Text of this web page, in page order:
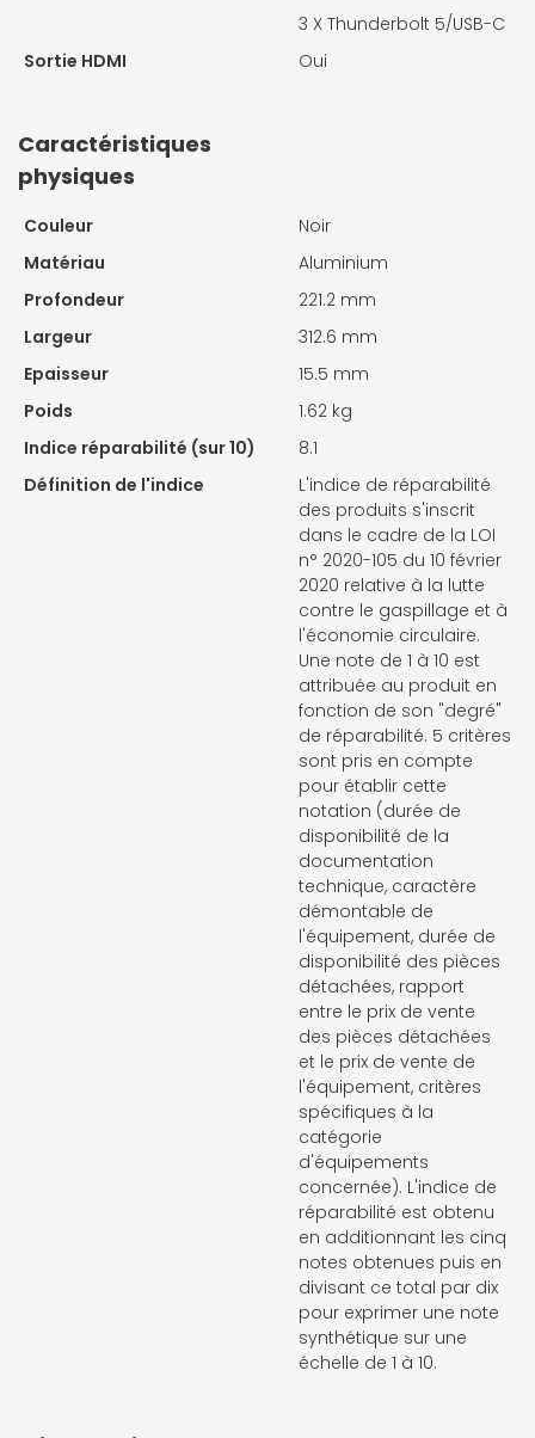
3 X Thunderbolt 5/USB-C
Sortie HDMI
Oui
Caractéristiques
physiques
Couleur
Noir
Matériau
Aluminium
Profondeur
221.2 mm
Largeur
312.6 mm
Epaisseur
15.5 mm
Poids
1.62 kg
Indice réparabilité (sur 10)
8.1
Définition de l'indice
L'indice de réparabilité
des produits s'inscrit
dans le cadre de la LOI
n° 2020-105 du 10 février
2020 relative à la lutte
contre le gaspillage et à
l'économie circulaire.
Une note de 1 à 10 est
attribuée au produit en
fonction de son "degré"
de réparabilité. 5 critères
sont pris en compte
pour établir cette
notation (durée de
disponibilité de la
documentation
technique, caractère
démontable de
l'équipement, durée de
disponibilité des pièces
détachées, rapport
entre le prix de vente
des pièces détachées
et le prix de vente de
l'équipement, critères
spécifiques à la
catégorie
d'équipements
concernée). L'indice de
réparabilité est obtenu
en additionnant les cinq
notes obtenues puis en
divisant ce total par dix
pour exprimer une note
synthétique sur une
échelle de 1 à 10.